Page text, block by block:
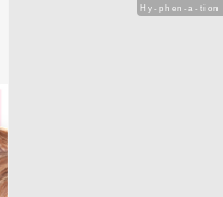
Hy-phen-a-tion